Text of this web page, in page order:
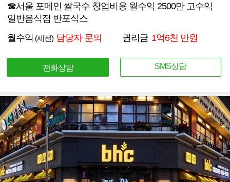
☎서울 포메인 쌀국수 창업비용 월수익 2500만 고수익
일반음식점 반포식스
월수익 (세전) 담당자 문의 권리금 1억6천 만원
전화상담 SMS상담